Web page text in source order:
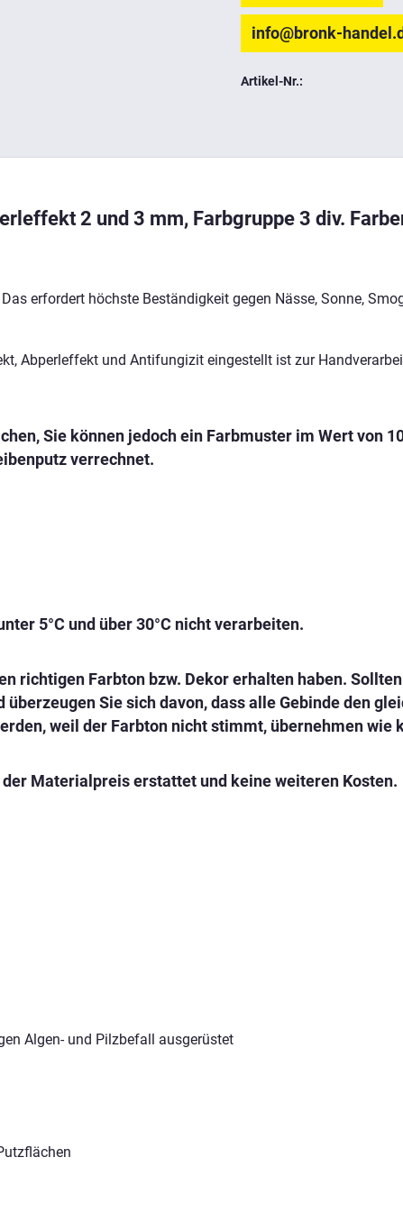
info@bronk-
Artikel-Nr.:
2 und 3 mm, Farbgruppe 3 div.
erfordert höchste Beständigkeit gegen Nässe, Sonne,
Abperleffekt und Antifungizit eingestellt ist zur
Sie können jedoch ein Farbmuster im Wert von
verrechnet.
5°C und über 30°C nicht verarbeiten.
richtigen Farbton bzw. Dekor erhalten haben.
Sie sich davon, dass alle Gebinde den
weil der Farbton nicht stimmt, übernehmen
Materialpreis erstattet und keine weiteren Kosten.
Algen- und Pilzbefall ausgerüstet